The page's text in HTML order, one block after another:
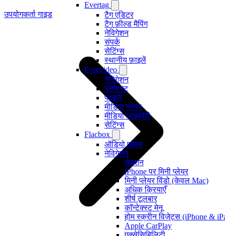
Evertag
टैग एडिटर
टैग फ़ील्ड मैपिंग
नेविगेशन
संपर्क
सेटिंग्स
स्थानीय फ़ाइलें
Evervideo
नेविगेशन
प्लेलिस्ट
फाइलें
मीडिया प्लेयर
मीडिया लाइब्रेरी
सेटिंग्स
Flacbox
ऑडियो प्लेयर
नेविगेशन
सेक्शन
iPhone पर मिनी प्लेयर
मिनी प्लेयर विंडो (केवल Mac)
अधिक क्रियाएँ
शीर्ष टूलबार
कॉन्टेक्स्ट मेनू
होम स्क्रीन विजेट्स (iPhone &
Apple CarPlay
उपयोगकर्ता गाइड